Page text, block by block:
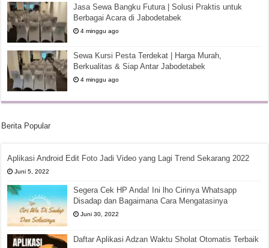
Jasa Sewa Bangku Futura | Solusi Praktis untuk
Berbagai Acara di Jabodetabek
4 minggu ago
Sewa Kursi Pesta Terdekat | Harga Murah,
Berkualitas & Siap Antar Jabodetabek
4 minggu ago
Berita Popular
Aplikasi Android Edit Foto Jadi Video yang Lagi Trend Sekarang 2022
Juni 5, 2022
Segera Cek HP Anda! Ini lho Cirinya Whatsapp
Disadap dan Bagaimana Cara Mengatasinya
Juni 30, 2022
Daftar Aplikasi Adzan Waktu Sholat Otomatis Terbaik